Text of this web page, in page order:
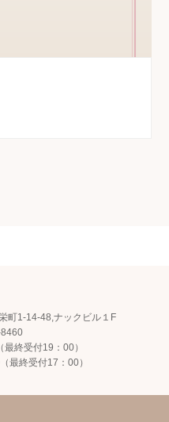
町1-14-48,ナックビル１F
終受付19：00）
最終受付17：00）